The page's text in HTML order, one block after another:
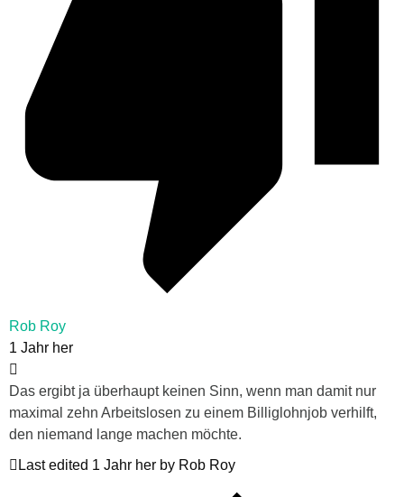
Rob Roy
1 Jahr her
Das ergibt ja überhaupt keinen Sinn, wenn man damit nur
maximal zehn Arbeitslosen zu einem Billiglohnjob verhilft,
den niemand lange machen möchte.
Last edited 1 Jahr her by Rob Roy